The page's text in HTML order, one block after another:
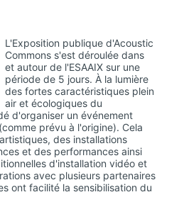
L'Exposition publique d'Acoustic
Commons s'est déroulée dans
et autour de l'ESAAIX sur une
période de 5 jours. À la lumière
des fortes caractéristiques plein
air et écologiques du
d'organiser un événement
prévu à l'origine). Cela
des installations
et des performances ainsi
d'installation vidéo et
avec plusieurs partenaires
ont facilité la sensibilisation du